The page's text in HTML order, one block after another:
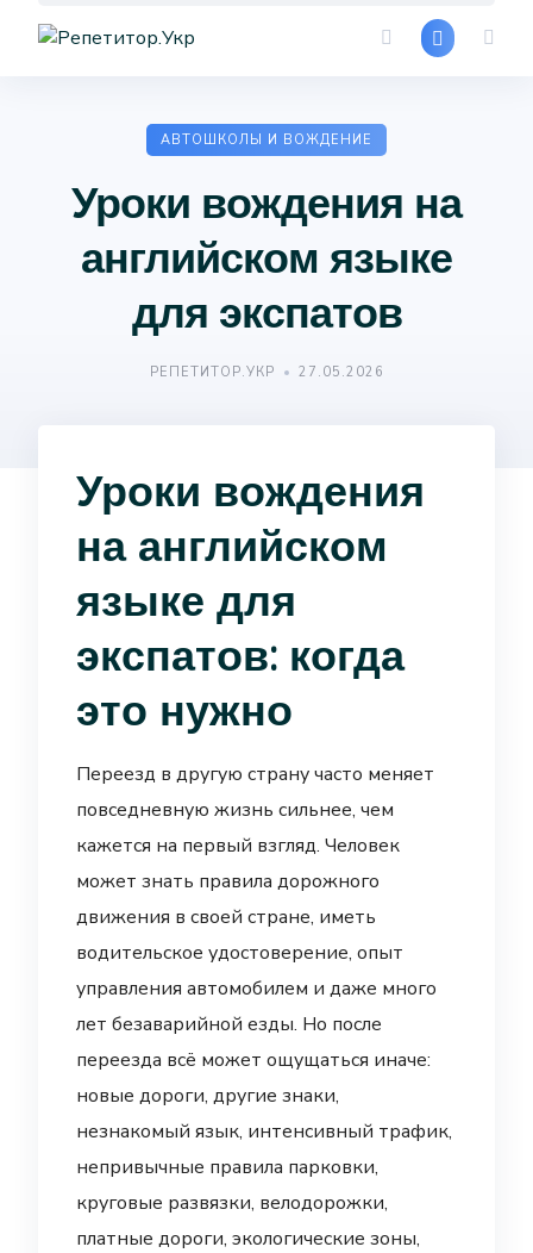
АВТОШКОЛЫ И ВОЖДЕНИЕ
Уроки вождения на
английском языке
для экспатов
РЕПЕТИТОР.УКР 27.05.2026
Уроки вождения
на английском
языке для
экспатов: когда
это нужно
Переезд в другую страну часто меняет
повседневную жизнь сильнее, чем
кажется на первый взгляд. Человек
может знать правила дорожного
движения в своей стране, иметь
водительское удостоверение, опыт
управления автомобилем и даже много
лет безаварийной езды. Но после
переезда всё может ощущаться иначе:
новые дороги, другие знаки,
незнакомый язык, интенсивный трафик,
непривычные правила парковки,
круговые развязки, велодорожки,
платные дороги, экологические зоны,